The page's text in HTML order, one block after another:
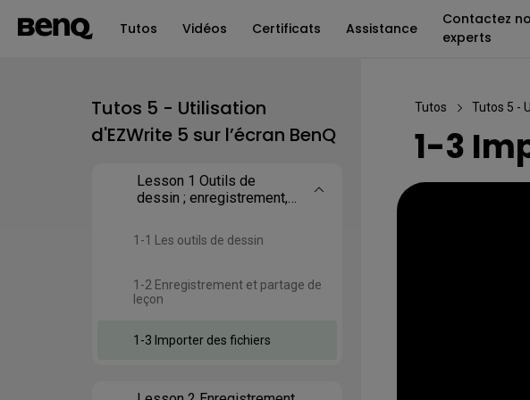
Tutos Vidéos Certificats Assistance
Contactez
experts
Tutos 5 - Utilisation
d'EZWrite 5 sur l’écran BenQ
Lesson 1 Outils de
dessin ; enregistrement,
fichiers
1-1 Les outils de dessin
1-2 Enregistrement et partage de
leçon
1-3 Importer des fichiers
Tutos Tutos 5 -
1-3